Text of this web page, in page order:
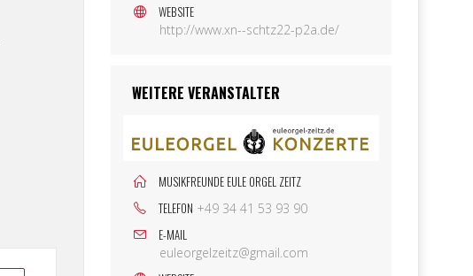
WEBSITE
http://www.xn--schtz22-p2a.de/
WEITERE VERANSTALTER
MUSIKFREUNDE EULE ORGEL ZEITZ
TELEFON +49 34 41 53 93 90
E-MAIL
euleorgelzeitz@gmail.com